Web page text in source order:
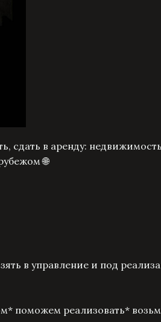
сдать в аренду:
🌐
в управление и под
поможем реализовать*